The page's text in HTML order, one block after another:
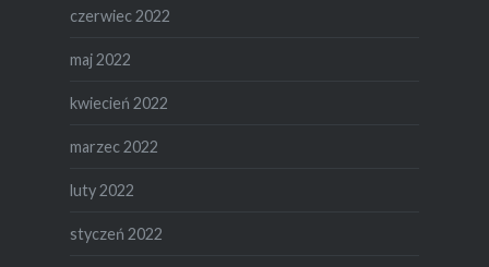
czerwiec 2022
maj 2022
kwiecień 2022
marzec 2022
luty 2022
styczeń 2022